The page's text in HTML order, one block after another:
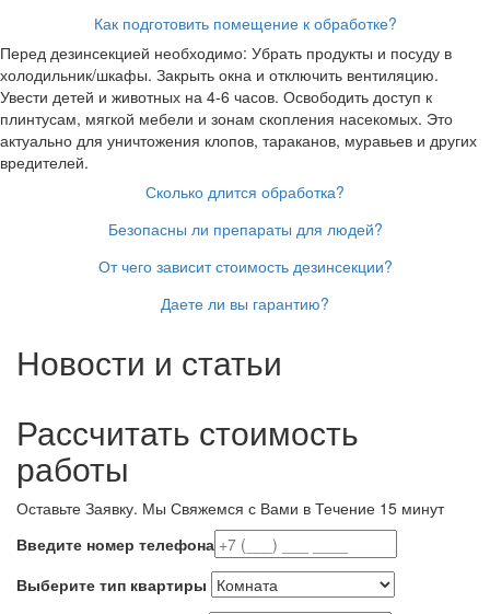
Как подготовить помещение к обработке?
Перед дезинсекцией необходимо: Убрать продукты и посуду в
холодильник/шкафы. Закрыть окна и отключить вентиляцию.
Увести детей и животных на 4-6 часов. Освободить доступ к
плинтусам, мягкой мебели и зонам скопления насекомых. Это
актуально для уничтожения клопов, тараканов, муравьев и других
вредителей.
Сколько длится обработка?
Безопасны ли препараты для людей?
От чего зависит стоимость дезинсекции?
Даете ли вы гарантию?
Новости и статьи
Рассчитать стоимость
работы
Оставьте Заявку. Мы Свяжемся с Вами в Течение 15 минут
Введите номер телефона
Выберите тип квартиры